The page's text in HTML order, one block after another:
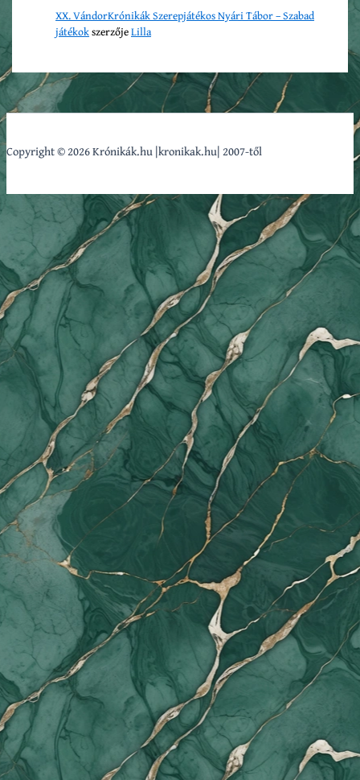
XX. VándorKrónikák Szerepjátékos Nyári Tábor – Szabad
játékokszerzőjeLilla
Copyright © 2026 Krónikák.hu |kronikak.hu| 2007-től